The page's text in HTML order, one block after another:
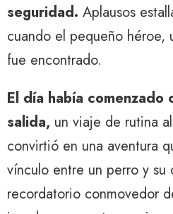
seguridad. Aplausos
cuando el pequeño héroe,
fue encontrado.
El día había comenzado
salida, un viaje de rutina
convirtió en una aventura
vínculo entre un perro y su
recordatorio conmovedor